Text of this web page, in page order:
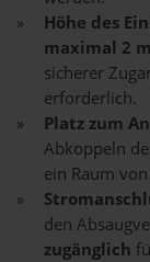
Höhe des
maximal 2
sicherer
erforderlich.
Platz zum
Abkoppeln
ein Raum von
den
zugänglich